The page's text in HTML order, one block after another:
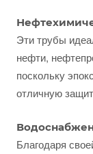
Эти трубы
нефти,
поскольку
отличную
Благодаря